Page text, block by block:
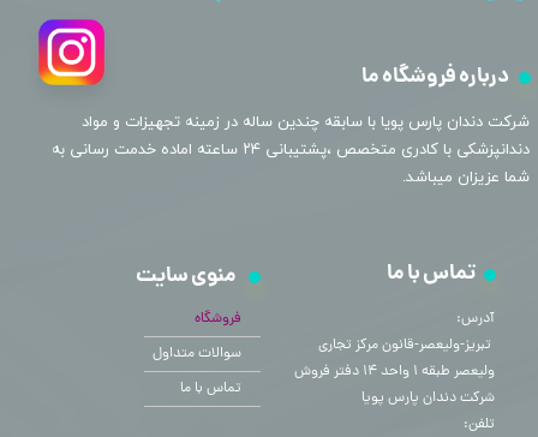
درباره فروشگاه ما
​شرکت دندان پارس پویا با سابقه چندین ساله در زمینه تجهیزات و مواد
دندانپزشکی با کادری متخصص ،پشتیبانی ۲۴ ساعته اماده خدمت رسانی به
شما عزیزان میباشد.
منوی سایت
فروشگاه
سوالات متداول
تماس با ما
تماس با ما
آدرس:
​​​​​​​ تبریز-ولیعصر-قانون مرکز تجاری
ولیعصر طبقه ۱ واحد ۱۴ دفتر فروش
شرکت دندان پارس پویا
تلفن: